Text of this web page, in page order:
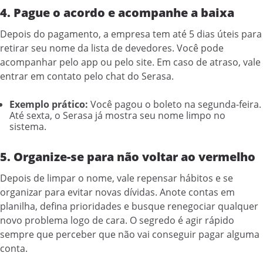
4. Pague o acordo e acompanhe a baixa
Depois do pagamento, a empresa tem até 5 dias úteis para
retirar seu nome da lista de devedores. Você pode
acompanhar pelo app ou pelo site. Em caso de atraso, vale
entrar em contato pelo chat do Serasa.
Exemplo prático: Você pagou o boleto na segunda-feira.
Até sexta, o Serasa já mostra seu nome limpo no
sistema.
5. Organize-se para não voltar ao vermelho
Depois de limpar o nome, vale repensar hábitos e se
organizar para evitar novas dívidas. Anote contas em
planilha, defina prioridades e busque renegociar qualquer
novo problema logo de cara. O segredo é agir rápido
sempre que perceber que não vai conseguir pagar alguma
conta.